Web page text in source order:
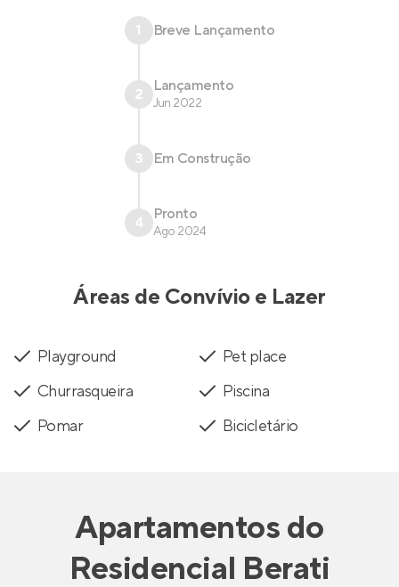
1 Breve Lançamento
2 Lançamento
Jun 2022
3 Em Construção
4 Pronto
Ago 2024
Áreas de Convívio e Lazer
Playground
Pet place
Churrasqueira
Piscina
Pomar
Bicicletário
Apartamentosdo
Residencial Berati